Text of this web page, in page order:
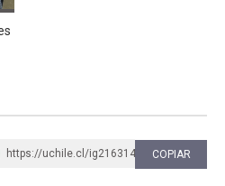
https://uchile.cl/ig216314 COPIAR